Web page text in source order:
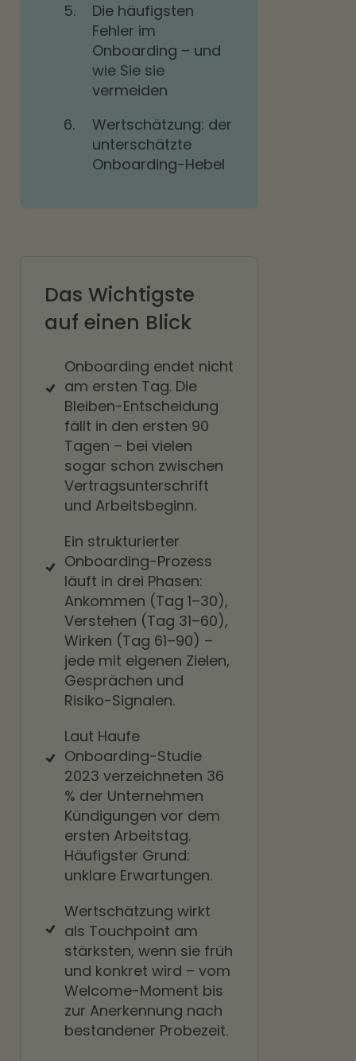
5.
Die häufigsten
Fehler im
Onboarding – und
wie Sie sie
vermeiden
6.
Wertschätzung: der
unterschätzte
Onboarding-Hebel
Das Wichtigste
auf einen Blick
Onboarding endet nicht
am ersten Tag. Die
Bleiben-Entscheidung
fällt in den ersten 90
Tagen – bei vielen
sogar schon zwischen
Vertragsunterschrift
und Arbeitsbeginn.
Ein strukturierter
Onboarding-Prozess
läuft in drei Phasen:
Ankommen (Tag 1–30),
Verstehen (Tag 31–60),
Wirken (Tag 61–90) –
jede mit eigenen Zielen,
Gesprächen und
Risiko-Signalen.
Laut Haufe
Onboarding-Studie
2023 verzeichneten 36
% der Unternehmen
Kündigungen vor dem
ersten Arbeitstag.
Häufigster Grund:
unklare Erwartungen.
Wertschätzung wirkt
als Touchpoint am
stärksten, wenn sie früh
und konkret wird – vom
Welcome-Moment bis
zur Anerkennung nach
bestandener Probezeit.